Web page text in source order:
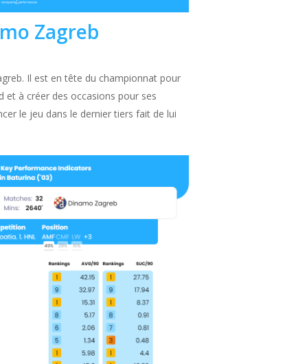
Zagreb
Il est en tête du championnat pour
et à créer des occasions pour ses
le jeu dans le dernier tiers fait de lui